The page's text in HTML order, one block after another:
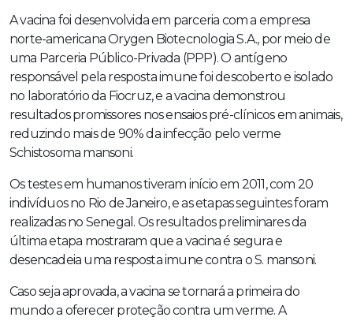
A vacina foi desenvolvida em parceria com a empresa
norte-americana Orygen Biotecnologia S.A., por meio de
uma Parceria Público-Privada (PPP). O antígeno
responsável pela resposta imune foi descoberto e isolado
no laboratório da Fiocruz, e a vacina demonstrou
resultados promissores nos ensaios pré-clínicos em animais,
reduzindo mais de 90% da infecção pelo verme
Schistosoma mansoni.
Os testes em humanos tiveram início em 2011, com 20
indivíduos no Rio de Janeiro, e as etapas seguintes foram
realizadas no Senegal. Os resultados preliminares da
última etapa mostraram que a vacina é segura e
desencadeia uma resposta imune contra o S. mansoni.
Caso seja aprovada, a vacina se tornará a primeira do
mundo a oferecer proteção contra um verme. A